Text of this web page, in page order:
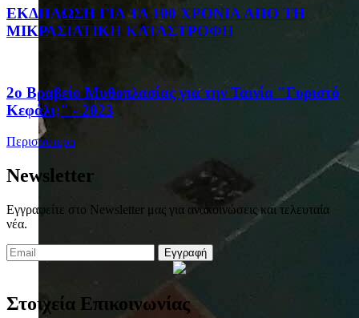
ΕΚΔΗΛΩΣΗ ΓΙΑ ΤΑ 100 ΧΡΟΝΙΑ ΑΠΟ ΤΗ
ΜΙΚΡΑΣΙΑΤΙΚΗ ΚΑΤΑΣΤΡΟΦΗ
2ο Βραβείο Μυθοπλασίας για την Ταινία "Γυριστό
Κεφάλι;" - 2023
Περισσότερα
Newsletter
Εγγραφείτε στο Newsletter μας για ανακοινώσεις και τελευταία
νέα.
Εγγραφή
Στοιχεία Επικοινωνίας